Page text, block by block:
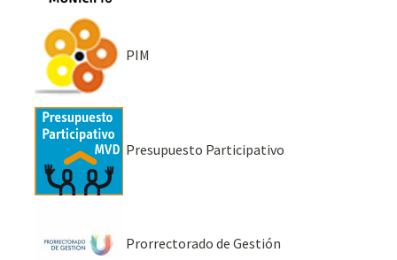
PIM
Presupuesto Participativo
Prorrectorado de Gestión